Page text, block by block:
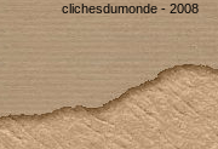
clichesdumonde - 2008